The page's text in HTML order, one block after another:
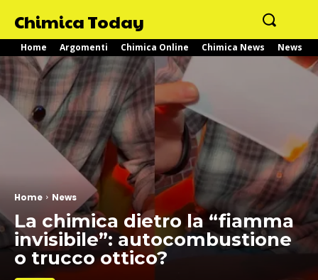
Chimica Today
Home Argomenti Chimica Online Chimica News News
Home News
La chimica dietro la “fiamma
invisibile”: autocombustione
o trucco ottico?